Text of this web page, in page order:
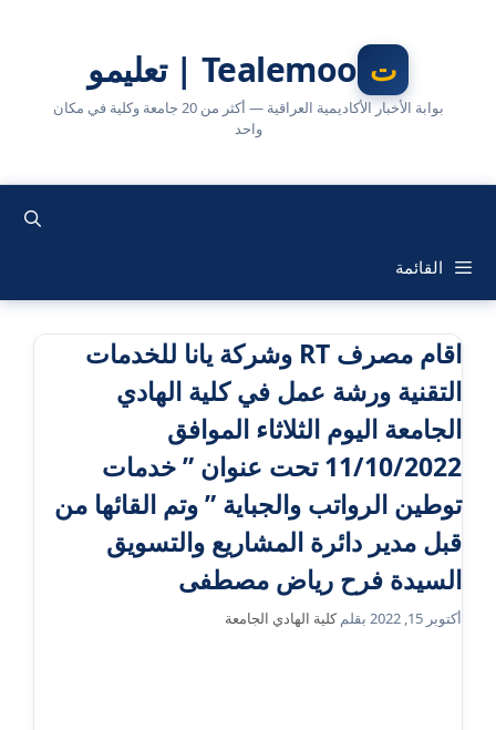
Tealemoo | تعليمو
بوابة الأخبار الأكاديمية العراقية — أكثر من 20 جامعة وكلية في مكان
واحد
القائمة
اقام مصرف RT وشركة يانا للخدمات
التقنية ورشة عمل في كلية الهادي
الجامعة اليوم الثلاثاء الموافق
11/10/2022 تحت عنوان ” خدمات
توطين الرواتب والجباية ” وتم القائها من
قبل مدير دائرة المشاريع والتسويق
السيدة فرح رياض مصطفى
أكتوبر 15, 2022 بقلمكلية الهادي الجامعة